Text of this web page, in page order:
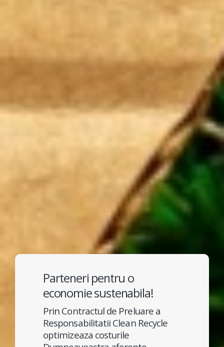
Parteneri pentru o
economie sustenabila!
Prin Contractul de Preluare a
Responsabilitatii Clean Recycle
optimizeaza costurile